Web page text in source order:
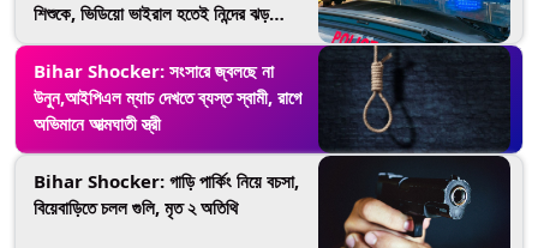
শিশুকে, ভিডিয়ো ভাইরাল হতেই নিন্দের ঝড়
সোশ্যাল মিডিয়ায়
Bihar Shocker: সংসারে জ্বলছে না
উনুন,আইপিএল ম্যাচ দেখতে ব্যস্ত স্বামী, রাগে
অভিমানে আত্মঘাতী স্ত্রী
Bihar Shocker: গাড়ি পার্কিং নিয়ে বচসা,
বিয়েবাড়িতে চলল গুলি, মৃত ২ অতিথি